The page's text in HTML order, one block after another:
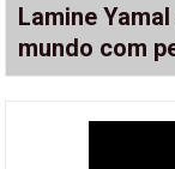
Lamine
mundo com